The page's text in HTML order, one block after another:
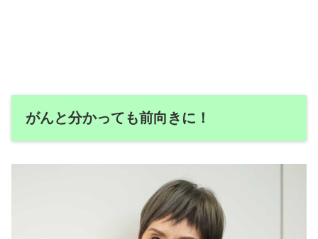
がんと分かっても前向きに！